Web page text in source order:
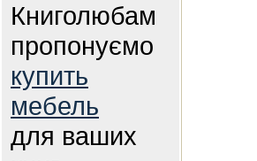
Книголюбам
пропонуємо
купить
мебель
для ваших